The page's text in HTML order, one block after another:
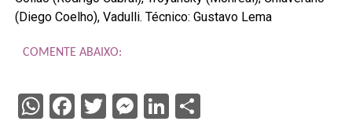
(Diego Coelho), Vadulli. Técnico: Gustavo Lema
COMENTE ABAIXO:
WhatsApp
Facebook
TwitterMessenger
LinkedIn